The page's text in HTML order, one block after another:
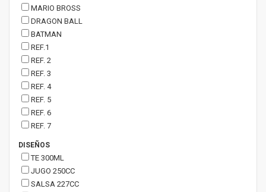
MARIO BROSS
DRAGON BALL
BATMAN
REF.1
REF. 2
REF. 3
REF. 4
REF. 5
REF. 6
REF. 7
DISEÑOS
TE 300ML
JUGO 250CC
SALSA 227CC